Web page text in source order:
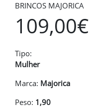
BRINCOS MAJORICA
109,00€
Tipo:
Mulher
Marca: Majorica
Peso: 1,90